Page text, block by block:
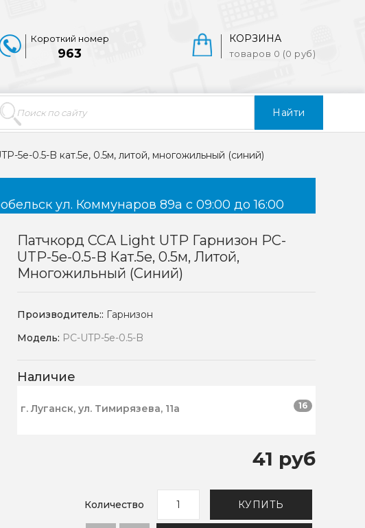
Найти
КОРЗИНА
товаров 0 (0 руб)
Короткий номер
963
5e-0.5-B кат.5e, 0.5м, литой, многожильный (синий)
ул. Коммунаров 89а с 09:00 до 16:00
Патчкорд CCA Light UTP Гарнизон PC-
UTP-5e-0.5-B Кат.5e, 0.5м, Литой,
Многожильный (синий)
Производитель:: Гарнизон
Модель: PC-UTP-5e-0.5-B
Наличие
г. Луганск, ул. Тимирязева, 11а 16
41 руб
Количество КУПИТЬ